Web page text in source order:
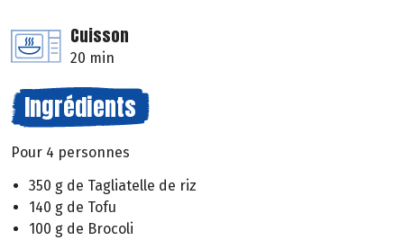
Cuisson
20 min
Ingrédients
Pour 4 personnes
350 g de Tagliatelle de riz
140 g de Tofu
100 g de Brocoli